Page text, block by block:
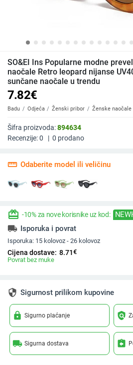
SO&EI Ins Popularne modne
naočale Retro leopard nijanse
sunčane naočale u trendu
7.82€
Badu Odjeća Ženski pribor Ženske naočale
Šifra proizvoda:894634
Recenzije:0 | 0 prodano
straighten Odaberite model ili veličinu
redeem -10% za nove korisnike uz kod:
local_shipping Isporuka i povrat
Isporuka: 15 kolovoz - 26 kolovoz
Cijena dostave: 8.71€
Povrat bez muke
security Sigurnost prilikom kupovine
lock Sigurno plaćanje policy
local_shipping Sigurna dostava assignment_return